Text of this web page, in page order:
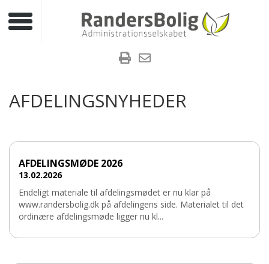
Toggle navigation
AFDELINGSNYHEDER
AFDELINGSMØDE 2026
13.02.2026
Endeligt materiale til afdelingsmødet er nu klar på
www.randersbolig.dk på afdelingens side. Materialet til det
ordinære afdelingsmøde ligger nu kl...